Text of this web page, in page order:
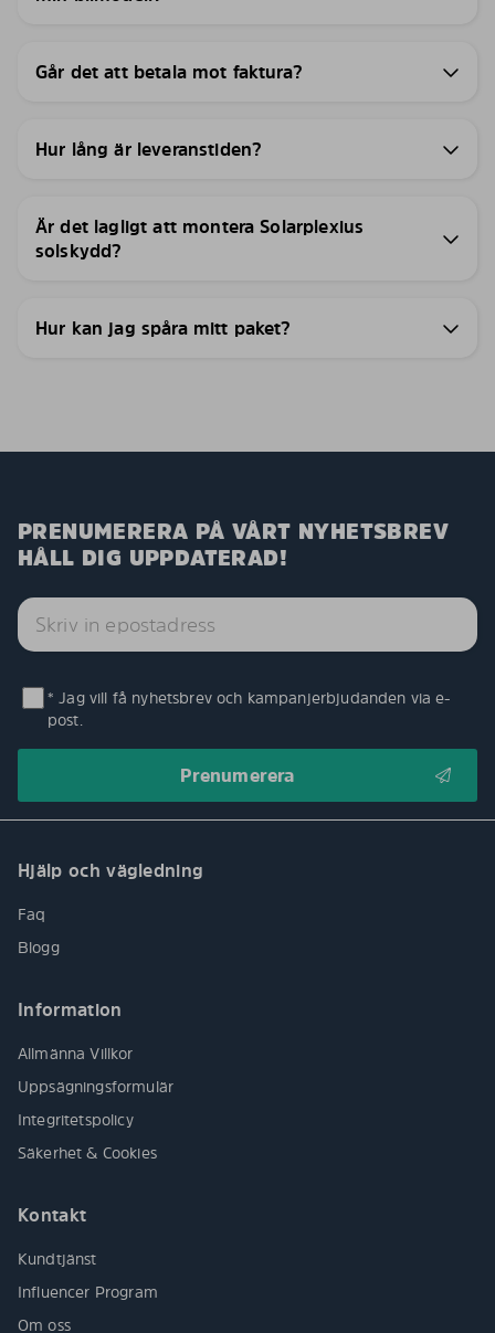
Går det att betala mot faktura?
Hur lång är leveranstiden?
Är det lagligt att montera Solarplexius
solskydd?
Hur kan jag spåra mitt paket?
PRENUMERERA PÅ VÅRT NYHETSBREV
HÅLL DIG UPPDATERAD!
* Jag vill få nyhetsbrev och kampanjerbjudanden via e-
post.
Hjälp och vägledning
Faq
Blogg
Information
Allmänna Villkor
Uppsägningsformulär
Integritetspolicy
Säkerhet & Cookies
Kontakt
Kundtjänst
Influencer Program
Om oss